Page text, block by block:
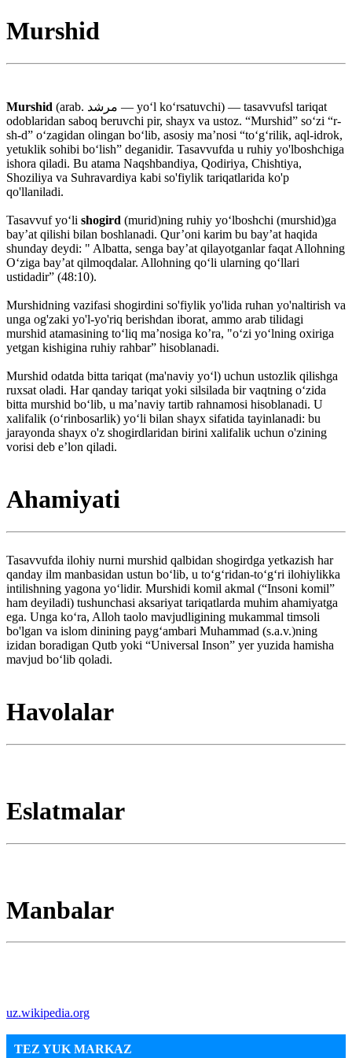
Murshid
Murshid (arab. مرشد — yoʻl koʻrsatuvchi) — tasavvufsl tariqat
odoblaridan saboq beruvchi pir, shayx va ustoz. “Murshid” soʻzi “r-
sh-d” oʻzagidan olingan boʻlib, asosiy maʼnosi “toʻgʻrilik, aql-idrok,
yetuklik sohibi boʻlish” deganidir. Tasavvufda u ruhiy yo'lboshchiga
ishora qiladi. Bu atama Naqshbandiya, Qodiriya, Chishtiya,
Shoziliya va Suhravardiya kabi so'fiylik tariqatlarida ko'p
qo'llaniladi.
Tasavvuf yo‘li shogird (murid)ning ruhiy yo‘lboshchi (murshid)ga
bay’at qilishi bilan boshlanadi. Qur’oni karim bu bay’at haqida
shunday deydi: " Albatta, senga bay’at qilayotganlar faqat Allohning
O‘ziga bay’at qilmoqdalar. Allohning qo‘li ularning qo‘llari
ustidadir” (48:10).
Murshidning vazifasi shogirdini so'fiylik yo'lida ruhan yo'naltirish va
unga og'zaki yo'l-yo'riq berishdan iborat, ammo arab tilidagi
murshid atamasining toʻliq maʼnosiga ko’ra, "oʻzi yoʻlning oxiriga
yetgan kishigina ruhiy rahbar” hisoblanadi.
Murshid odatda bitta tariqat (ma'naviy yoʻl) uchun ustozlik qilishga
ruxsat oladi. Har qanday tariqat yoki silsilada bir vaqtning oʻzida
bitta murshid boʻlib, u ma’naviy tartib rahnamosi hisoblanadi. U
xalifalik (oʻrinbosarlik) yoʻli bilan shayx sifatida tayinlanadi: bu
jarayonda shayx o'z shogirdlaridan birini xalifalik uchun o'zining
vorisi deb e’lon qiladi.
Ahamiyati
Tasavvufda ilohiy nurni murshid qalbidan shogirdga yetkazish har
qanday ilm manbasidan ustun bo‘lib, u to‘g‘ridan-to‘g‘ri ilohiylikka
intilishning yagona yo‘lidir. Murshidi komil akmal (“Insoni komil”
ham deyiladi) tushunchasi aksariyat tariqatlarda muhim ahamiyatga
ega. Unga koʻra, Alloh taolo mavjudligining mukammal timsoli
bo'lgan va islom dinining paygʻambari Muhammad (s.a.v.)ning
izidan boradigan Qutb yoki “Universal Inson” yer yuzida hamisha
mavjud boʻlib qoladi.
Havolalar
Eslatmalar
Manbalar
uz.wikipedia.org
TEZ YUK MARKAZ